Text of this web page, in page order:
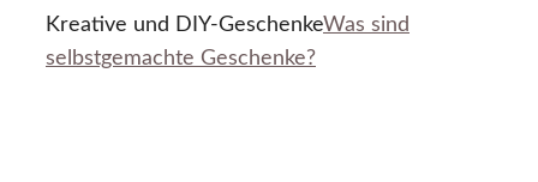
Kreative und DIY-GeschenkeWas sind
selbstgemachte Geschenke?